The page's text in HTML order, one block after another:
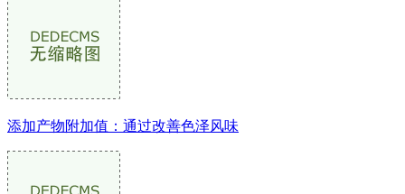
添加产物附加值：通过改善色泽风味